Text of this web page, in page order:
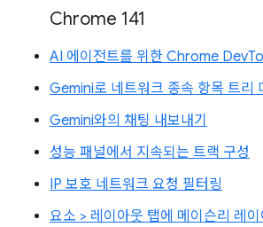
Chrome 141
AI 에이전트를 위한 Chrome
Gemini로 네트워크 종속 항목 트리
Gemini와의 채팅 내보내기
성능 패널에서 지속되는 트랙 구성
IP 보호 네트워크 요청 필터링
요소 > 레이아웃 탭에 메이슨리 레